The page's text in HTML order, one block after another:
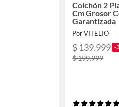
Colchón 2
Cm Grosor
Garantizada
Por VITELIO
$ 139.999 -
$ 199.999